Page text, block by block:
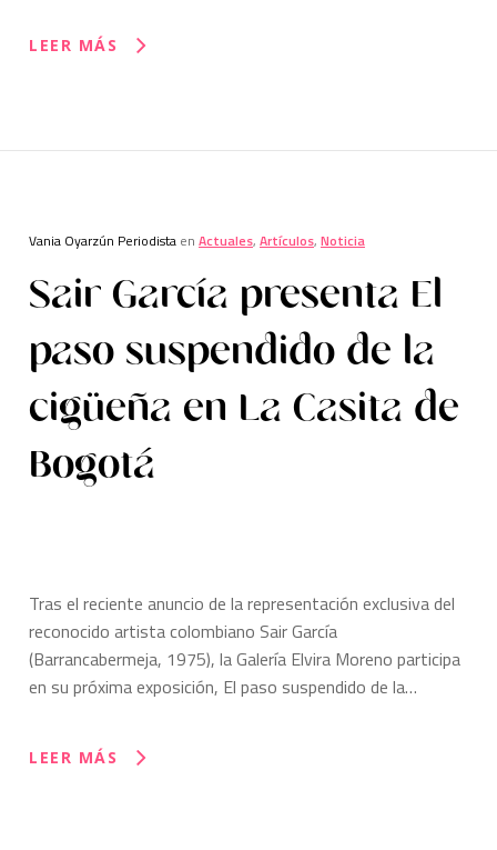
LEER MÁS
Vania Oyarzún Periodista en Actuales, Artículos, Noticia
Sair García presenta El
paso suspendido de la
cigüeña en La Casita de
Bogotá
Tras el reciente anuncio de la representación exclusiva del
reconocido artista colombiano Sair García
(Barrancabermeja, 1975), la Galería Elvira Moreno participa
en su próxima exposición, El paso suspendido de la…
LEER MÁS